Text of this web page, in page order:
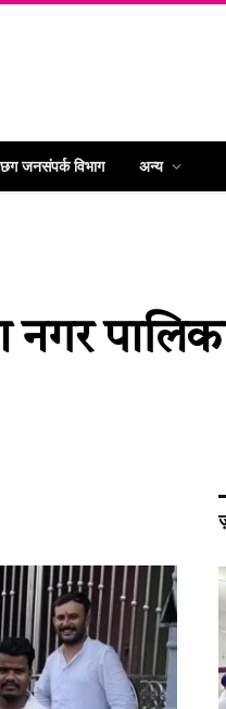
छग जनसंपर्क विभाग अन्य
नगर